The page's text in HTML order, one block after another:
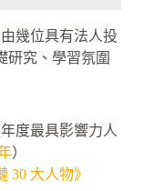
幾位具有法人投
研究、學習氛圍
度最具影響力人
）
30 大人物》